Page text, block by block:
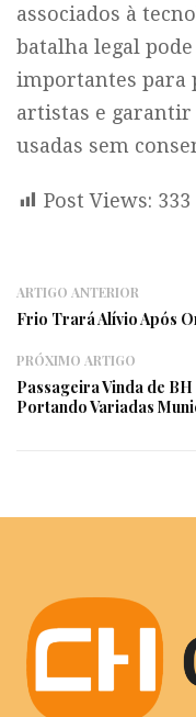
associados à
batalha legal
importantes para
artistas e garantir
usadas sem
Post Views: 333
ARTIGO ANTERIOR
Frio Trará Alívio Após
PRÓXIMO ARTIGO
Passageira Vinda de
Portando Variadas